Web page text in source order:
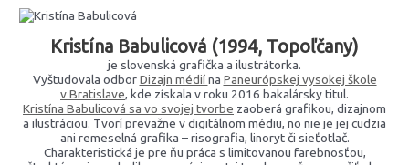
Kristína Babulicová (1994, Topoľčany)
je slovenská grafička a ilustrátorka.
Vyštudovala odborDizajn médiína Paneurópskej vysokej škole
v Bratislave, kde získala v roku 2016 bakalársky titul.
Kristína Babulicová sa vo svojej tvorbe zaoberá grafikou, dizajnom
a ilustráciou. Tvorí prevažne v digitálnom médiu, no nie je jej cudzia
ani remeselná grafika – risografia, linoryt či sieťotlač.
Charakteristická je pre ňu práca s limitovanou farebnosťou,